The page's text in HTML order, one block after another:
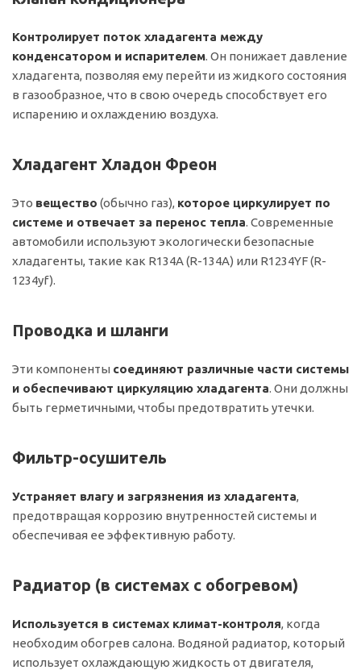
Контролирует поток хладагента между
конденсатором и испарителем. Он понижает давление
хладагента, позволяя ему перейти из жидкого состояния
в газообразное, что в свою очередь способствует его
испарению и охлаждению воздуха.
Хладагент Хладон Фреон
Это вещество (обычно газ), которое циркулирует по
системе и отвечает за перенос тепла. Современные
автомобили используют экологически безопасные
хладагенты, такие как R134A (R-134A) или R1234YF (R-
1234yf).
Проводка и шланги
Эти компоненты соединяют различные части системы
и обеспечивают циркуляцию хладагента. Они должны
быть герметичными, чтобы предотвратить утечки.
Фильтр-осушитель
Устраняет влагу и загрязнения из хладагента,
предотвращая коррозию внутренностей системы и
обеспечивая ее эффективную работу.
Радиатор (в системах с обогревом)
Используется в системах климат-контроля, когда
необходим обогрев салона. Водяной радиатор, который
использует охлаждающую жидкость от двигателя,